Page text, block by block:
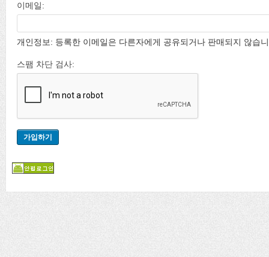
이메일:
개인정보: 등록한 이메일은 다른자에게 공유되거나 판매되지 않습
스팸 차단 검사: